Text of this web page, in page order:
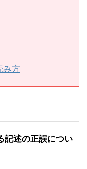
方
記述の正誤につい